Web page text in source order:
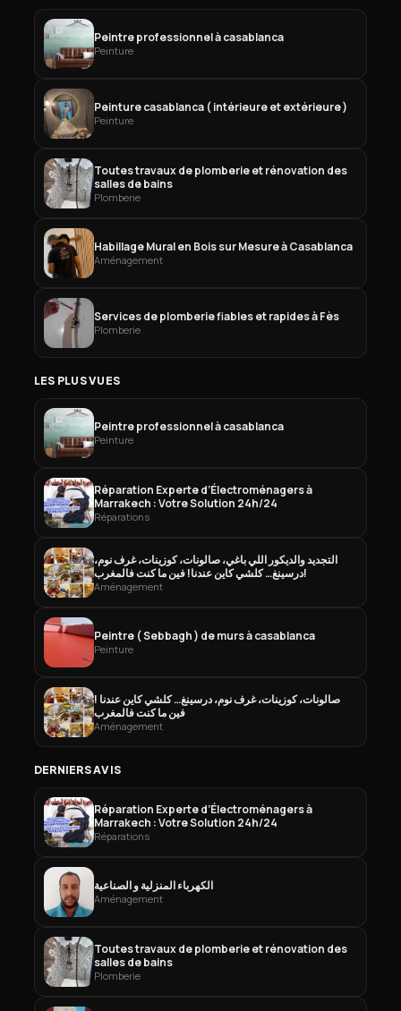
Peintre professionnel à casablanca
Peinture
Peinture casablanca ( intérieure et extérieure )
Peinture
Toutes travaux de plomberie et rénovation des
salles de bains
Plomberie
Habillage Mural en Bois sur Mesure à Casablanca
Aménagement
Services de plomberie fiables et rapides à Fès
Plomberie
LES PLUS VUES
Peintre professionnel à casablanca
Peinture
Réparation Experte d’Électroménagers à
Marrakech : Votre Solution 24h/24
Réparations
التجديد والديكور اللي باغي، صالونات، كوزينات، غرف نوم،
درسينغ… كلشي كاين عندنا! فين ما كنت فالمغرب!
Aménagement
Peintre ( Sebbagh ) de murs à casablanca
Peinture
صالونات، كوزينات، غرف نوم، درسينغ… كلشي كاين عندنا !
فين ما كنت فالمغرب
Aménagement
DERNIERS AVIS
Réparation Experte d’Électroménagers à
Marrakech : Votre Solution 24h/24
Réparations
الكهرباء المنزلية و الصناعية
Aménagement
Toutes travaux de plomberie et rénovation des
salles de bains
Plomberie